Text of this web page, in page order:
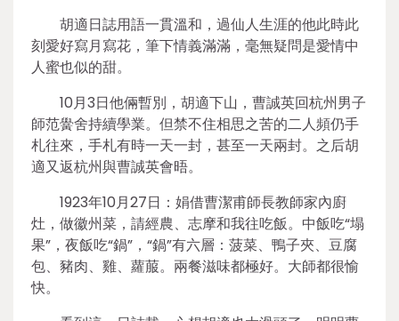
胡適日誌用語一貫溫和，過仙人生涯的他此時此
刻愛好寫月寫花，筆下情義滿滿，毫無疑問是愛情中
人蜜也似的甜。
10月3日他倆暫別，胡適下山，曹誠英回杭州男子
師范黌舍持續學業。但禁不住相思之苦的二人頻仍手
札往來，手札有時一天一封，甚至一天兩封。之后胡
適又返杭州與曹誠英會晤。
1923年10月27日：娟借曹潔甫師長教師家內廚
灶，做徽州菜，請經農、志摩和我往吃飯。中飯吃“塌
果”，夜飯吃“鍋”，“鍋”有六層：菠菜、鴨子夾、豆腐
包、豬肉、雞、蘿菔。兩餐滋味都極好。大師都很愉
快。